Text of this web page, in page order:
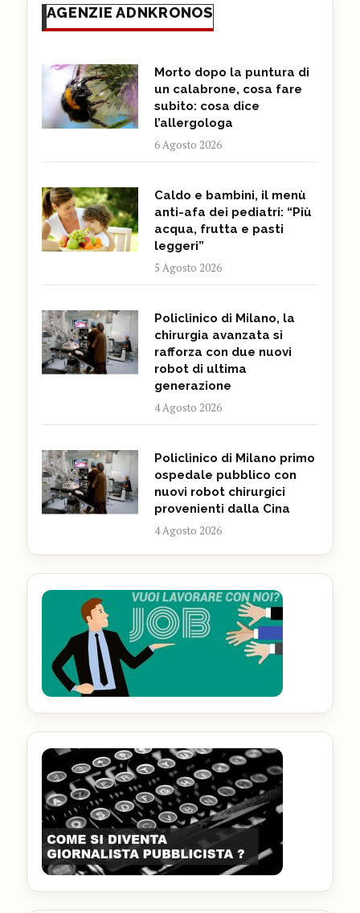
AGENZIE ADNKRONOS
Morto dopo la puntura di
un calabrone, cosa fare
subito: cosa dice
l’allergologa
6 Agosto 2026
Caldo e bambini, il menù
anti-afa dei pediatri: “Più
acqua, frutta e pasti
leggeri”
5 Agosto 2026
Policlinico di Milano, la
chirurgia avanzata si
rafforza con due nuovi
robot di ultima
generazione
4 Agosto 2026
Policlinico di Milano primo
ospedale pubblico con
nuovi robot chirurgici
provenienti dalla Cina
4 Agosto 2026